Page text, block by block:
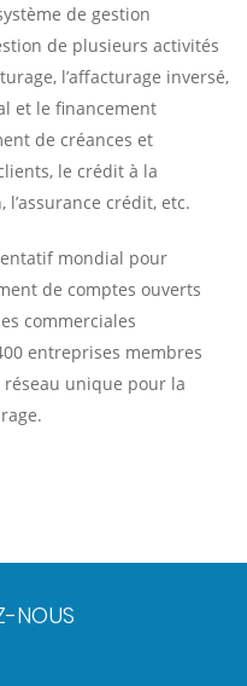
de gestion
de plusieurs activités
l’affacturage inversé,
et le financement
de créances et
le crédit à la
crédit, etc.
mondial pour
de comptes ouverts
commerciales
entreprises membres
réseau unique pour la
NOUS